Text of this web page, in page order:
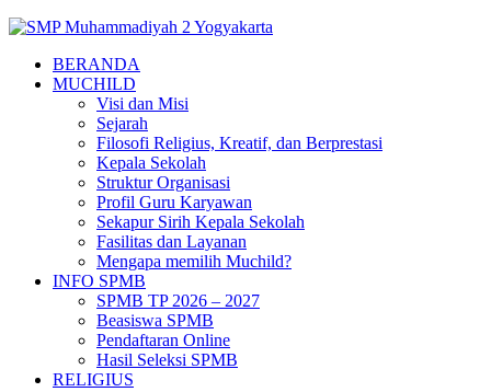
BERANDA
MUCHILD
Visi dan Misi
Sejarah
Filosofi Religius, Kreatif, dan Berprestasi
Kepala Sekolah
Struktur Organisasi
Profil Guru Karyawan
Sekapur Sirih Kepala Sekolah
Fasilitas dan Layanan
Mengapa memilih Muchild?
INFO SPMB
SPMB TP 2026 – 2027
Beasiswa SPMB
Pendaftaran Online
Hasil Seleksi SPMB
RELIGIUS